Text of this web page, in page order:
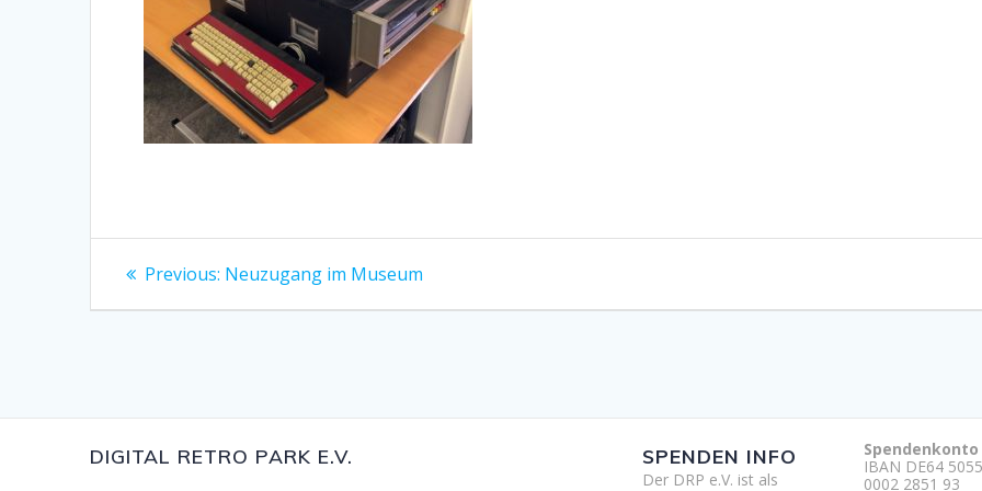
Beitragsnavigation
Previous: Previous
Neuzugang im Museum
DIGITAL RETRO PARK E.V. SPENDEN INFO
Der DRP e.V. ist als
Spendenkonto
IBAN DE64
0002 2851 93